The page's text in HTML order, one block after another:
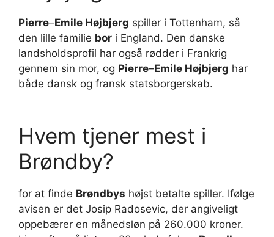
Pierre–Emile Højbjerg spiller i Tottenham, så
den lille familie bor i England. Den danske
landsholdsprofil har også rødder i Frankrig
gennem sin mor, og Pierre–Emile Højbjerg har
både dansk og fransk statsborgerskab.
Hvem tjener mest i
Brøndby?
for at finde Brøndbys højst betalte spiller. Ifølge
avisen er det Josip Radosevic, der angiveligt
oppebærer en månedsløn på 260.000 kroner.